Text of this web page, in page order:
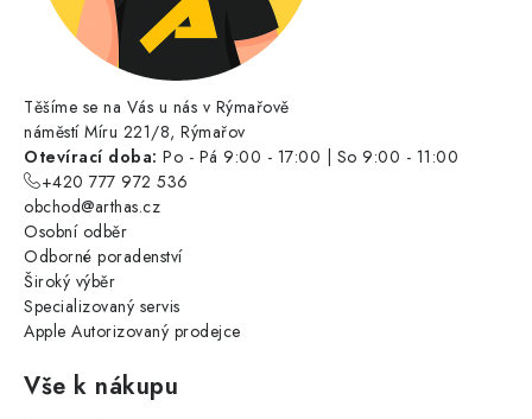
Těšíme se na Vás u nás v Rýmařově
náměstí Míru 221/8, Rýmařov
Otevírací doba: Po - Pá 9:00 - 17:00 | So 9:00 - 11:00
+420 777 972 536
obchod@arthas.cz
Osobní odběr
Odborné poradenství
Široký výběr
Specializovaný servis
Apple Autorizovaný prodejce
Vše k nákupu